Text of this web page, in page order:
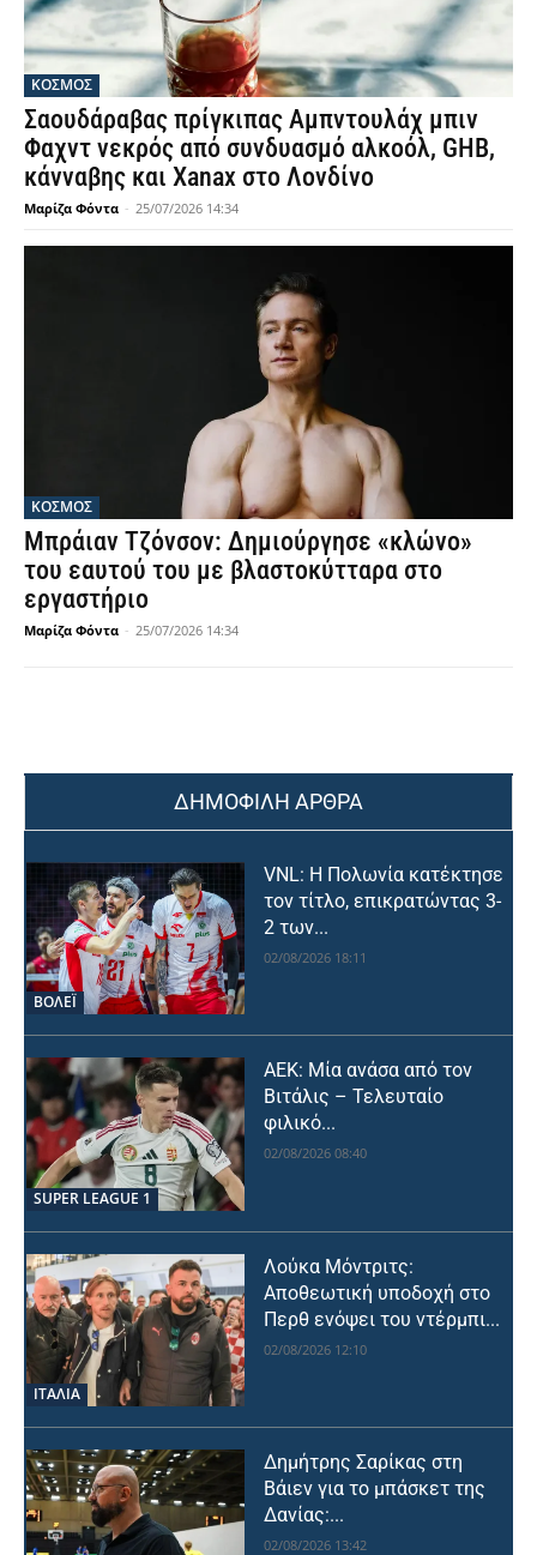
ΚΟΣΜΟΣ
Σαουδάραβας πρίγκιπας Αμπντουλάχ μπιν
Φαχντ νεκρός από συνδυασμό αλκοόλ, GHB,
κάνναβης και Xanax στο Λονδίνο
Μαρίζα Φόντα - 25/07/2026 14:34
ΚΟΣΜΟΣ
Μπράιαν Τζόνσον: Δημιούργησε «κλώνο»
του εαυτού του με βλαστοκύτταρα στο
εργαστήριο
Μαρίζα Φόντα - 25/07/2026 14:34
ΔΗΜΟΦΙΛΗ ΑΡΘΡΑ
ΒΟΛΕΪ
VNL: Η Πολωνία κατέκτησε
τον τίτλο, επικρατώντας 3-
2 των...
02/08/2026 18:11
SUPER LEAGUE 1
ΑΕΚ: Μία ανάσα από τον
Βιτάλις – Τελευταίο
φιλικό...
02/08/2026 08:40
ΙΤΑΛΙΑ
Λούκα Μόντριτς:
Αποθεωτική υποδοχή στο
Περθ ενόψει του ντέρμπι...
02/08/2026 12:10
Δημήτρης Σαρίκας στη
Βάιεν για το μπάσκετ της
Δανίας:...
02/08/2026 13:42